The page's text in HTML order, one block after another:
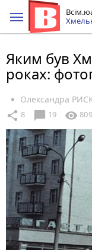
Яким був
роках:
Олександра
share 8 chat_bubble 19 visibility